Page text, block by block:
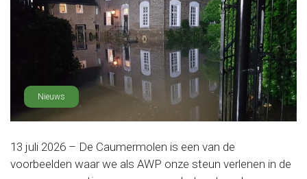
Nieuws
13 juli 2026 – De Caumermolen is een van de
voorbeelden waar we als AWP onze steun verlenen in de